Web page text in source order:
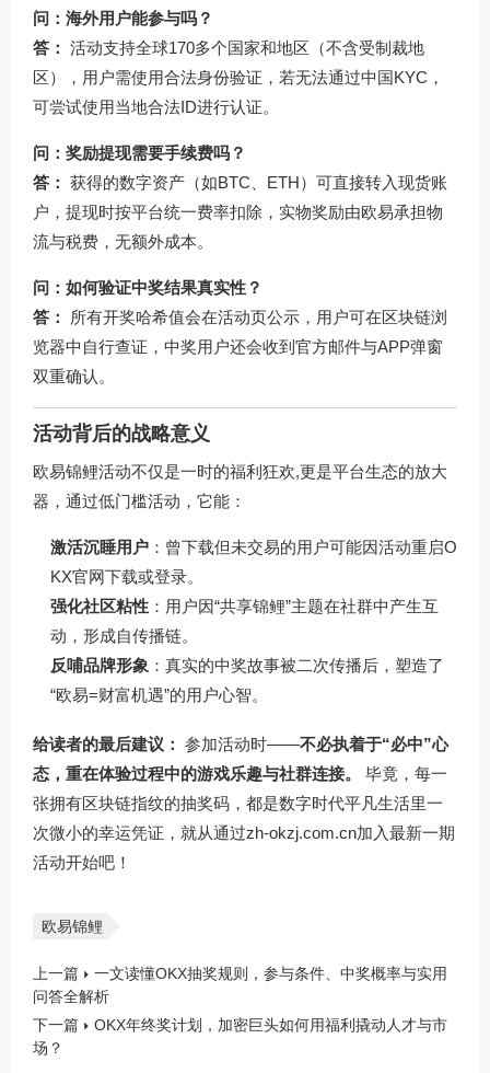
问：海外用户能参与吗？
答： 活动支持全球170多个国家和地区（不含受制裁地
区），用户需使用合法身份验证，若无法通过中国KYC，
可尝试使用当地合法ID进行认证。
问：奖励提现需要手续费吗？
答： 获得的数字资产（如BTC、ETH）可直接转入现货账
户，提现时按平台统一费率扣除，实物奖励由欧易承担物
流与税费，无额外成本。
问：如何验证中奖结果真实性？
答：
所有开奖哈希值会在活动页公示，用户可在区块链浏
览器中自行查证，中奖用户还会收到官方邮件与APP弹窗
双重确认。
活动背后的战略意义
欧易锦鲤活动不仅是一时的福利狂欢,更是平台生态的放大
器，通过低门槛活动，它能：
激活沉睡用户 ：曾下载但未交易的用户可能因活动重启O
KX官网下载或登录。
强化社区粘性 ：用户因“共享锦鲤”主题在社群中产生互
动，形成自传播链。
反哺品牌形象 ：真实的中奖故事被二次传播后，塑造了
“欧易=财富机遇”的用户心智。
给读者的最后建议： 参加活动时——不必执着于“必中”心
态，重在体验过程中的游戏乐趣与社群连接。
毕竟，每一
张拥有区块链指纹的抽奖码，都是数字时代平凡生活里一
次微小的幸运凭证，就从通过zh-okzj.com.cn加入最新一期
活动开始吧！
欧易锦鲤
上一篇
一文读懂OKX抽奖规则，参与条件、中奖概率与实用
问答全解析
下一篇
OKX年终奖计划，加密巨头如何用福利撬动人才与市
场？